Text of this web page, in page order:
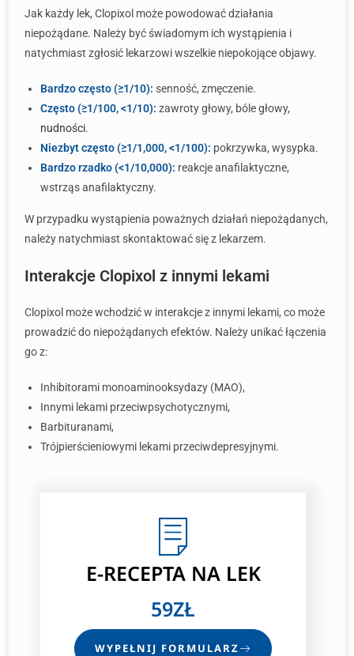
Jak każdy lek, Clopixol może powodować działania
niepożądane. Należy być świadomym ich wystąpienia i
natychmiast zgłosić lekarzowi wszelkie niepokojące objawy.
Bardzo często (≥1/10): senność, zmęczenie.
Często (≥1/100, <1/10): zawroty głowy, bóle głowy,
nudności.
Niezbyt często (≥1/1,000, <1/100): pokrzywka, wysypka.
Bardzo rzadko (<1/10,000): reakcje anafilaktyczne,
wstrząs anafilaktyczny.
W przypadku wystąpienia poważnych działań niepożądanych,
należy natychmiast skontaktować się z lekarzem.
Interakcje Clopixol z innymi lekami
Clopixol może wchodzić w interakcje z innymi lekami, co może
prowadzić do niepożądanych efektów. Należy unikać łączenia
go z:
Inhibitorami monoaminooksydazy (MAO),
Innymi lekami przeciwpsychotycznymi,
Barbituranami,
Trójpierścieniowymi lekami przeciwdepresyjnymi.
E-RECEPTA NA LEK
59ZŁ
WYPEŁNIJ FORMULARZ